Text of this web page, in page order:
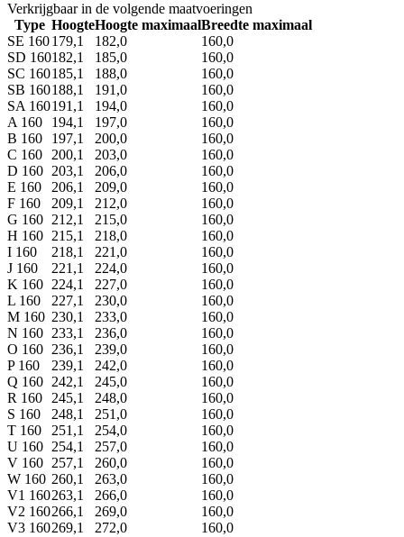
Verkrijgbaar in de volgende maatvoeringen
Type HoogteHoogte maximaalBreedte maximaal
SE 160179,1 182,0
160,0
SD 160182,1 185,0
160,0
SC 160185,1 188,0
160,0
SB 160188,1 191,0
160,0
SA 160191,1 194,0
160,0
A 160
194,1 197,0
160,0
B 160
197,1 200,0
160,0
C 160
200,1 203,0
160,0
D 160 203,1 206,0
160,0
E 160
206,1 209,0
160,0
F 160
209,1 212,0
160,0
G 160 212,1 215,0
160,0
H 160 215,1 218,0
160,0
I 160
218,1 221,0
160,0
J 160
221,1 224,0
160,0
K 160 224,1 227,0
160,0
L 160
227,1 230,0
160,0
M 160 230,1 233,0
160,0
N 160 233,1 236,0
160,0
O 160 236,1 239,0
160,0
P 160
239,1 242,0
160,0
Q 160 242,1 245,0
160,0
R 160
245,1 248,0
160,0
S 160
248,1 251,0
160,0
T 160
251,1 254,0
160,0
U 160 254,1 257,0
160,0
V 160 257,1 260,0
160,0
W 160 260,1 263,0
160,0
V1 160263,1 266,0
160,0
V2 160266,1 269,0
160,0
V3 160269,1 272,0 160,0